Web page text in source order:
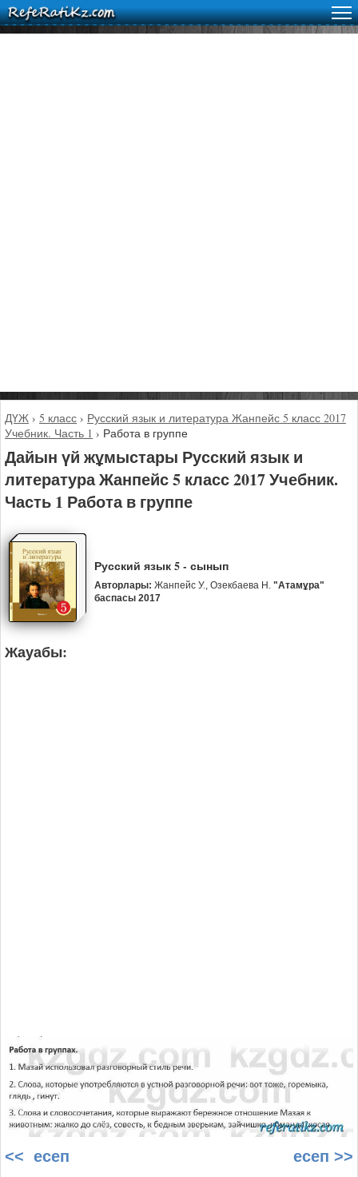
ДҮЖ › 5 класс › Русский язык и литература Жанпейс 5 класс 2017
Учебник. Часть 1 › Работа в группе
Дайын үй жұмыстары Русский язык и
литература Жанпейс 5 класс 2017 Учебник.
Часть 1 Работа в группе
Русский язык 5 - сынып
Авторлары: Жанпейс У., Озекбаева Н. "Атамұра"
баспасы 2017
Жауабы:
<< есеп есеп >>